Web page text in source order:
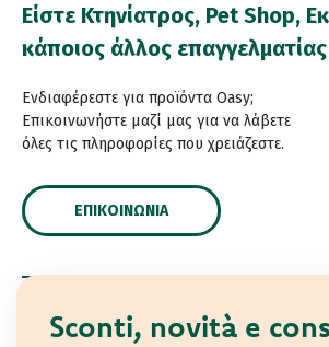
Sconti, novità e
Είστε Κτηνίατρος, Pet Shop,
κάποιος άλλος
Ενδιαφέρεστε για προϊόντα Oasy;
Επικοινωνήστε μαζί μας για να λάβετε
όλες τις πληροφορίες που χρειάζεστε.
ΕΠΙΚΟΙΝΩΝΊΑ
© 2021 Oasy. Με επιφύλαξη κάθε